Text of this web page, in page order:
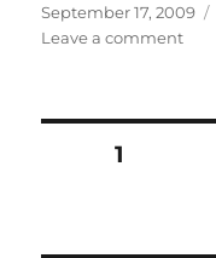
Posted
on
September 17, 2009
Leave a commenton
Posts
PAGE1